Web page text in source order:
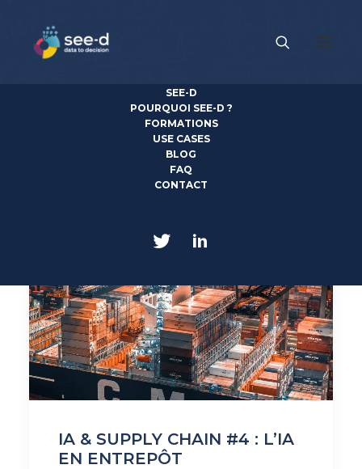
SEE-D
POURQUOI SEE-D ?
FORMATIONS
USE CASES
BLOG
FAQ
CONTACT
News
Découvrez toute l'actualité see-d, IA et Data Science
IA & SUPPLY CHAIN #4 : L’IA
EN ENTREPÔT